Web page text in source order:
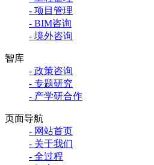
- 项目管理
- BIM咨询
- 境外咨询
智库
- 政策咨询
- 专题研究
- 产学研合作
页面导航
- 网站首页
- 关于我们
- 全过程